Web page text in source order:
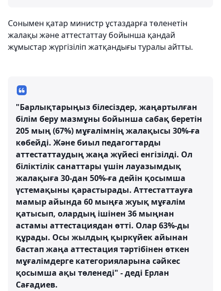
Сонымен қатар министр ұстаздарға төленетін
жалақы және аттестаттау бойынша қандай
жұмыстар жүргізіліп жатқандығы туралы айтты.
"Барлықтарыңыз білесіздер, жаңартылған
білім беру мазмұны бойынша сабақ беретін
205 мың (67%) мұғалімнің жалақысы 30%-ға
көбейді. Және биыл педагогтарды
аттестаттаудың жаңа жүйесі енгізілді. Ол
біліктілік санаттары үшін лауазымдық
жалақыға 30-дан 50%-ға дейін қосымша
үстемақыны қарастырады. Аттестаттауға
мамыр айында 60 мыңға жуық мұғалім
қатысып, олардың ішінен 36 мыңнан
астамы аттестациядан өтті. Олар 63%-ды
құрады. Осы жылдың қыркүйек айынан
бастап жаңа аттестация тәртібінен өткен
мұғалімдерге категорияларына сәйкес
қосымша ақы төленеді" - деді Ерлан
Сағадиев.